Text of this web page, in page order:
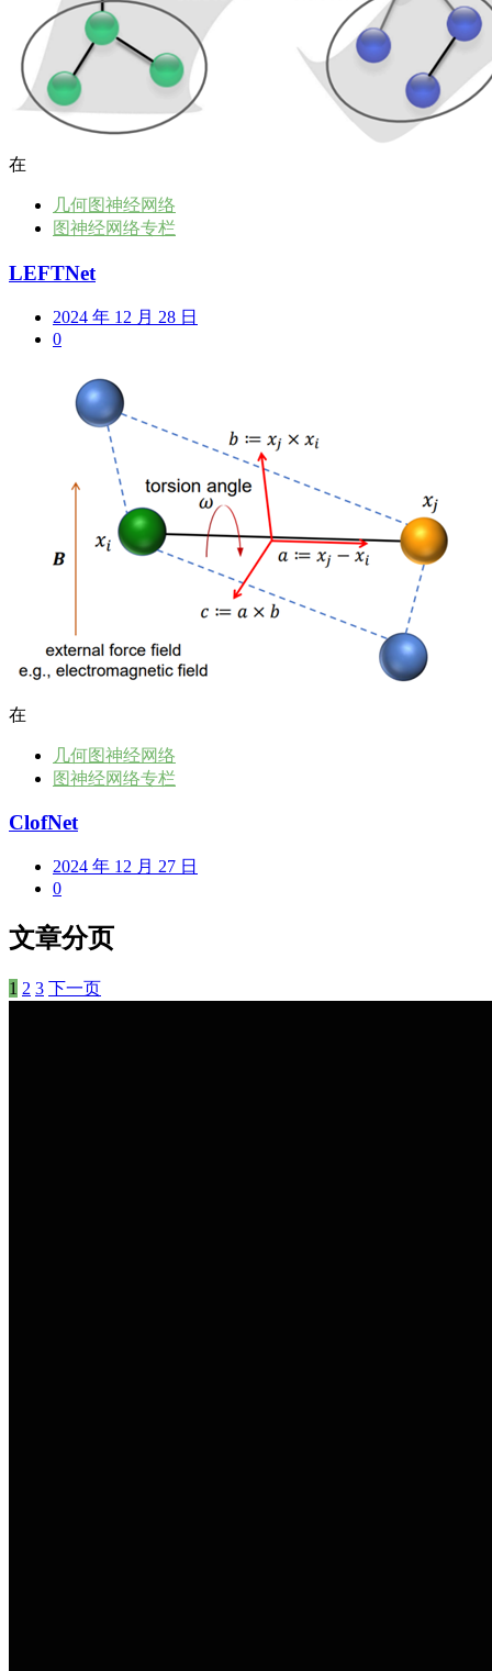
在
几何图神经网络
图神经网络专栏
LEFTNet
2024 年 12 月 28 日
0
在
几何图神经网络
图神经网络专栏
ClofNet
2024 年 12 月 27 日
0
文章分页
1 2 3 下一页